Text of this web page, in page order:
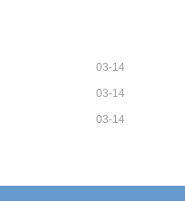
03-14
03-14
03-14